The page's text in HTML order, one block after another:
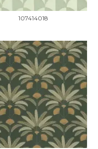
107414018